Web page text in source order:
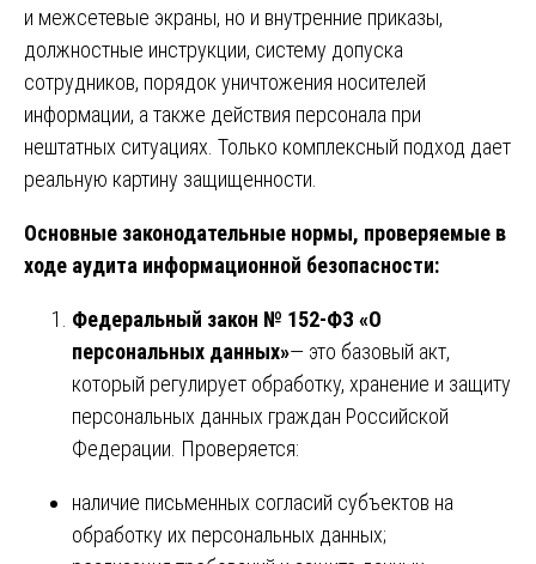
и межсетевые экраны, но и внутренние приказы,
должностные инструкции, систему допуска
сотрудников, порядок уничтожения носителей
информации, а также действия персонала при
нештатных ситуациях. Только комплексный подход дает
реальную картину защищенности.
Основные законодательные нормы, проверяемые в
ходе аудита информационной безопасности:
Федеральный закон № 152-ФЗ «О
персональных данных»— это базовый акт,
который регулирует обработку, хранение и защиту
персональных данных граждан Российской
Федерации. Проверяется:
наличие письменных согласий субъектов на
обработку их персональных данных;